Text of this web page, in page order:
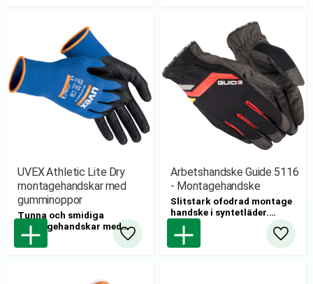
UVEX Athletic Lite Dry
montagehandskar med
gumminoppor
Tunna och smidiga
montagehandskar med
nitrilnoppor i handflatan för
ökat grepp.
Lägg till i favoriter
Arbetshandske Guide 5116
- Montagehandske
Slitstark ofodrad montage
handske i syntetläder.
Ersätter Guide 16 montage
Lägg